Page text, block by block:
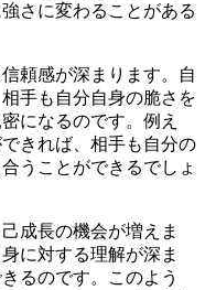
さに変わることがある
頼感が深まります。自
手も自分自身の脆さを
になるのです。例え
きれば、相手も自分の
うことができるでしょ
成長の機会が増えま
に対する理解が深ま
るのです。このよう